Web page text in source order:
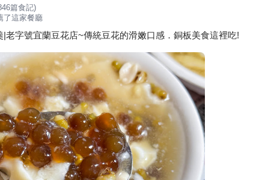
篇食記)
了這家餐廳
|老字號宜蘭豆花店~傳統豆花的滑嫩口感．銅板美食這裡吃!